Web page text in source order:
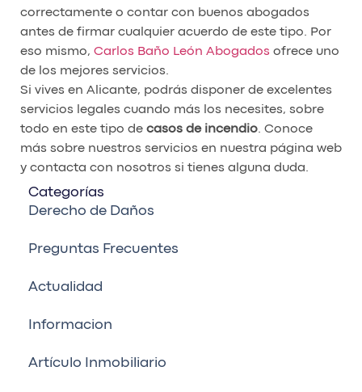
correctamente o contar con buenos abogados
antes de firmar cualquier acuerdo de este tipo. Por
eso mismo, Carlos Baño León Abogados ofrece uno
de los mejores servicios.
Si vives en Alicante, podrás disponer de excelentes
servicios legales cuando más los necesites, sobre
todo en este tipo de casos de incendio . Conoce
más sobre nuestros servicios en nuestra página web
y contacta con nosotros si tienes alguna duda.
Categorías
Derecho de Daños
Preguntas Frecuentes
Actualidad
Informacion
Artículo Inmobiliario